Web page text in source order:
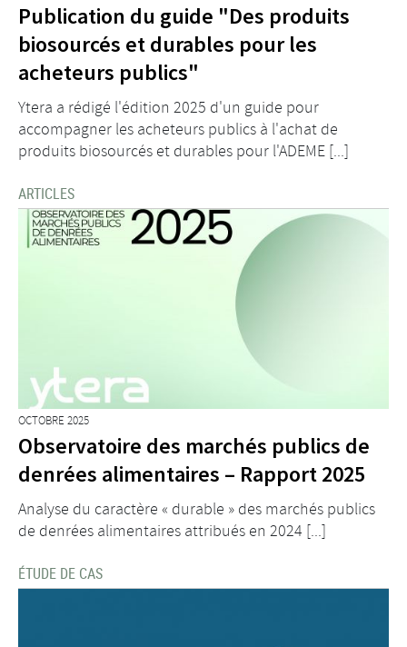
Publication du guide "Des produits
biosourcés et durables pour les
acheteurs publics"
Ytera a rédigé l'édition 2025 d'un guide pour
accompagner les acheteurs publics à l'achat de
produits biosourcés et durables pour l'ADEME [...]
ARTICLES
OCTOBRE 2025
Observatoire des marchés publics de
denrées alimentaires – Rapport 2025
Analyse du caractère « durable » des marchés publics
de denrées alimentaires attribués en 2024 [...]
ÉTUDE DE CAS